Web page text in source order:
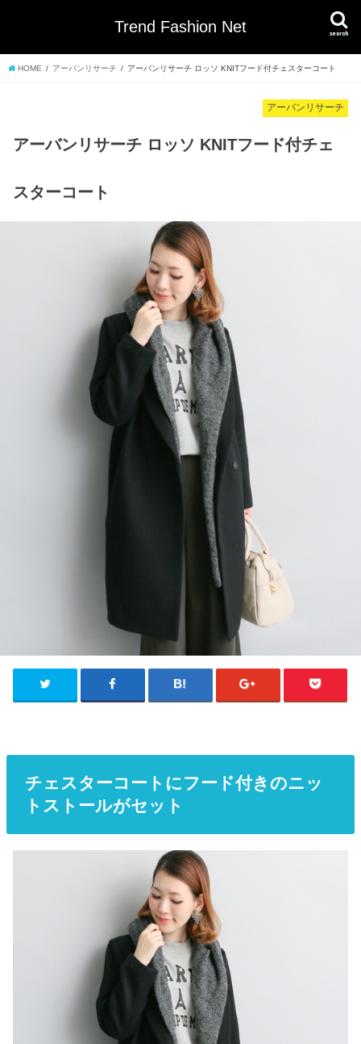
Trend Fashion Net search
HOME アーバンリサーチ アーバンリサーチ ロッソ KNITフード付チェスターコート
アーバンリサーチ
アーバンリサーチ ロッソ KNITフード付チェ
スターコート
チェスターコートにフード付きのニッ
トストールがセット